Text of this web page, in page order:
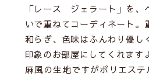
「レース ジェラート」を、
いで重ねてコーディネート。
和らぎ、色味はふんわり優し
印象のお部屋にしてくれます
麻風の生地ですがポリエス